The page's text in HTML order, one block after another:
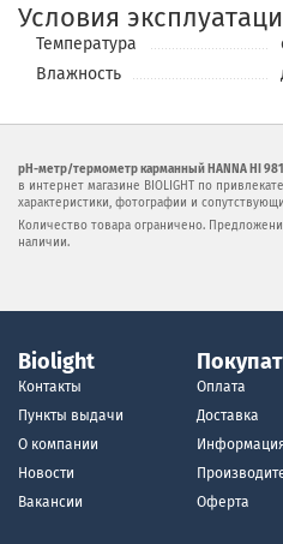
Условия
Температура
Влажность
рН-метр/термометр карманный HANNA HI
в интернет магазине BIOLIGHT по
характеристики, фотографии и
Количество товара ограничено.
наличии.
Biolight
Контакты
Пункты выдачи
О компании
Новости
Вакансии
Оплата
Доставка
Оферта